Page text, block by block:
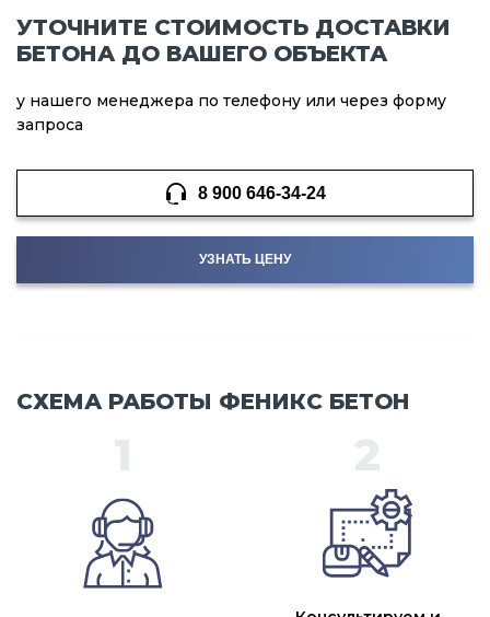
УТОЧНИТЕ СТОИМОСТЬ ДОСТАВКИ
БЕТОНА ДО ВАШЕГО ОБЪЕКТА
у нашего менеджера по телефону или через форму
запроса
8 900 646-34-24
УЗНАТЬ ЦЕНУ
СХЕМА РАБОТЫ ФЕНИКС БЕТОН